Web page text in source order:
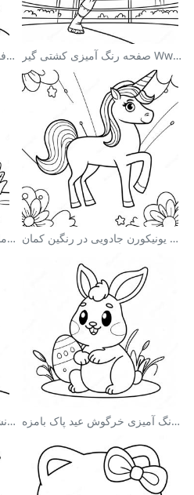
صفحه رنگ آمیزی فضانورد زیبا در حال شناور در فضا صفحه رنگ آمیزی کشتی گیر Wwe در حال پرش بر روی حریف
صفحه رنگ آمیزی ماریو در حال پرش بر روی گومباها صفحه رنگ آمیزی یونیکورن جادویی در رنگین کمان
صفحه رنگ آمیزی آتش‌نشان شجاع در حال نجات یک گربه صفحه رنگ آمیزی خرگوش عید پاک بامزه